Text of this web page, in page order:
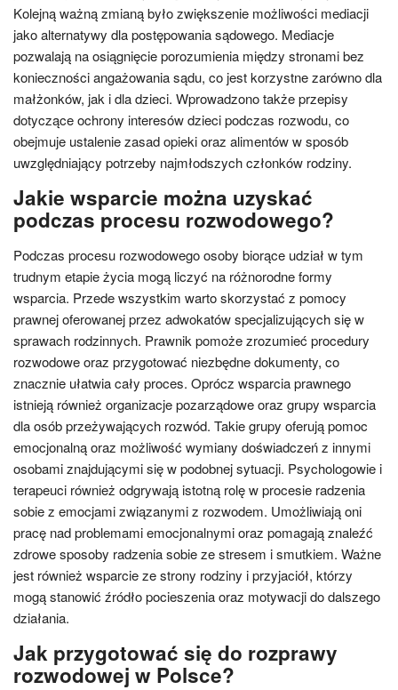
Kolejną ważną zmianą było zwiększenie możliwości mediacji
jako alternatywy dla postępowania sądowego. Mediacje
pozwalają na osiągnięcie porozumienia między stronami bez
konieczności angażowania sądu, co jest korzystne zarówno dla
małżonków, jak i dla dzieci. Wprowadzono także przepisy
dotyczące ochrony interesów dzieci podczas rozwodu, co
obejmuje ustalenie zasad opieki oraz alimentów w sposób
uwzględniający potrzeby najmłodszych członków rodziny.
Jakie wsparcie można uzyskać
podczas procesu rozwodowego?
Podczas procesu rozwodowego osoby biorące udział w tym
trudnym etapie życia mogą liczyć na różnorodne formy
wsparcia. Przede wszystkim warto skorzystać z pomocy
prawnej oferowanej przez adwokatów specjalizujących się w
sprawach rodzinnych. Prawnik pomoże zrozumieć procedury
rozwodowe oraz przygotować niezbędne dokumenty, co
znacznie ułatwia cały proces. Oprócz wsparcia prawnego
istnieją również organizacje pozarządowe oraz grupy wsparcia
dla osób przeżywających rozwód. Takie grupy oferują pomoc
emocjonalną oraz możliwość wymiany doświadczeń z innymi
osobami znajdującymi się w podobnej sytuacji. Psychologowie i
terapeuci również odgrywają istotną rolę w procesie radzenia
sobie z emocjami związanymi z rozwodem. Umożliwiają oni
pracę nad problemami emocjonalnymi oraz pomagają znaleźć
zdrowe sposoby radzenia sobie ze stresem i smutkiem. Ważne
jest również wsparcie ze strony rodziny i przyjaciół, którzy
mogą stanowić źródło pocieszenia oraz motywacji do dalszego
działania.
Jak przygotować się do rozprawy
rozwodowej w Polsce?